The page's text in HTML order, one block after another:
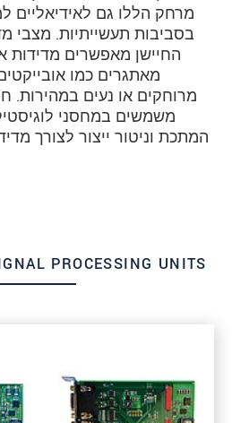
מרחק הללו גם לאידיאליים
בסביבות תעשייתיות. מצבי
החיישן מאפשרים מדידות
מאתגרים כמו
משמשים במחסני
המתכת וניטור ייצור לצורך
PROCESSING UNITS